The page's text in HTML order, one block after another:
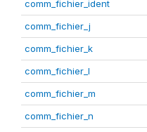
comm_fichier_ident
comm_fichier_j
comm_fichier_k
comm_fichier_l
comm_fichier_m
comm_fichier_n